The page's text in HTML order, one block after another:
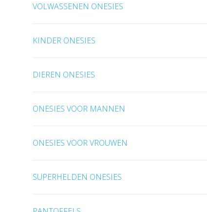
VOLWASSENEN ONESIES
KINDER ONESIES
DIEREN ONESIES
ONESIES VOOR MANNEN
ONESIES VOOR VROUWEN
SUPERHELDEN ONESIES